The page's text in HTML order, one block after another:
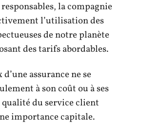
la compagnie
l’utilisation des
de notre planète
des tarifs abordables.
assurance ne se
à son coût ou à ses
qualité du service client
importance capitale.